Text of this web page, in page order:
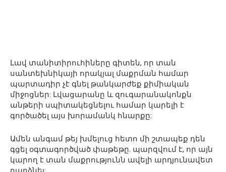
Լավ տանիտիրուհիները գիտեն, որ տան
սանտեխնիկայի որակյալ մաքրման համար
պարտադիր չէ գնել թանկարժեք քիմիական
միջոցներ: Լվացարանը և զուգարանակոնքն
անթերի սպիտակեցնելու համար կարելի է
գործածել այս խորամանկ հնարքը:
Ամեն անգամ թեյ խմելուց հետո մի շտապեք դեն
գցել օգտագործված փաթեթը. պարզվում է, որ այն
կարող է տան մաքրությունն ավելի արդյունավետ